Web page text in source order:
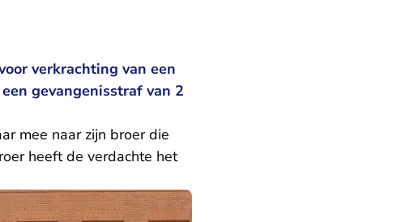
verkrachting van een
gevangenisstraf van 2
mee naar zijn broer die
heeft de verdachte het